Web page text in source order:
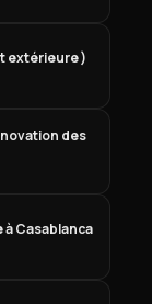
extérieure )
des
à Casablanca